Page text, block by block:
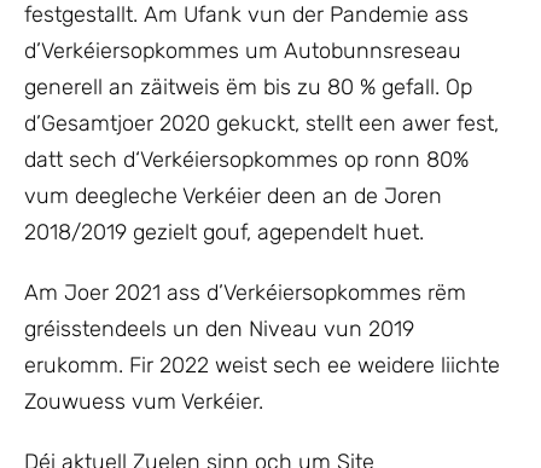
festgestallt. Am Ufank vun der Pandemie ass
d’Verkéiersopkommes um Autobunnsreseau
generell an zäitweis ëm bis zu 80 % gefall. Op
d’Gesamtjoer 2020 gekuckt, stellt een awer fest,
datt sech d‘Verkéiersopkommes op ronn 80%
vum deegleche Verkéier deen an de Joren
2018/2019 gezielt gouf, agependelt huet.
Am Joer 2021 ass d’Verkéiersopkommes rëm
gréisstendeels un den Niveau vun 2019
erukomm. Fir 2022 weist sech ee weidere liichte
Zouwuess vum Verkéier.
Déi aktuell Zuelen sinn och um Site